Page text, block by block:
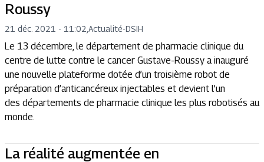
Roussy
21 déc. 2021 - 11:02 Actualité-DSIH
Le 13 décembre, le département de pharmacie clinique du
centre de lutte contre le cancer Gustave-Roussy a inauguré
une nouvelle plateforme dotée d’un troisième robot de
préparation d’anticancéreux injectables et devient l’un
des départements de pharmacie clinique les plus robotisés au
monde.
La réalité augmentée en